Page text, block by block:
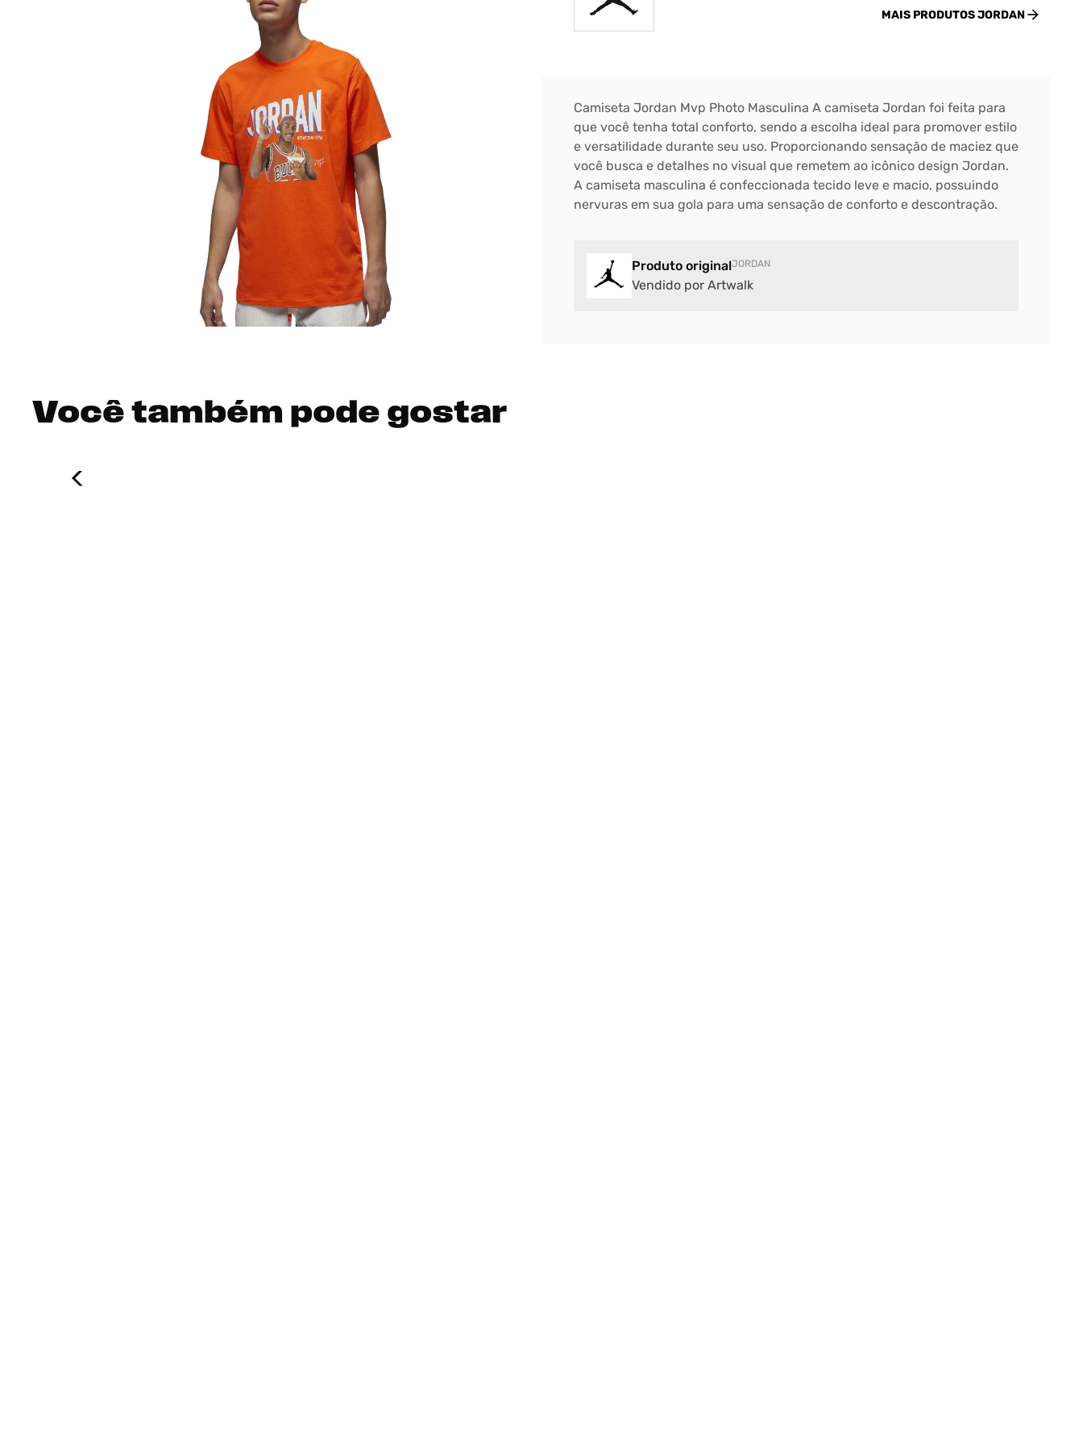
Para ter uma melhor experiência de compra, insira seu CEP
MAIS PRODUTOSJORDAN
Camiseta Jordan Mvp Photo Masculina A camiseta Jordan foi feita para
que você tenha total conforto, sendo a escolha ideal para promover estilo
e versatilidade durante seu uso. Proporcionando sensação de maciez que
você busca e detalhes no visual que remetem ao icônico design Jordan.
A camiseta masculina é confeccionada tecido leve e macio, possuindo
nervuras em sua gola para uma sensação de conforto e descontração.
Produto originalJORDAN
Vendido por Artwalk
Você também pode gostar